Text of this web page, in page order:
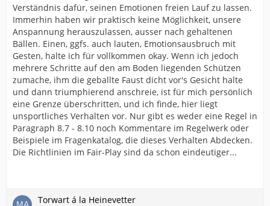
Verständnis dafür, seinen Emotionen freien Lauf zu lassen.
Immerhin haben wir praktisch keine Möglichkeit, unsere
Anspannung herauszulassen, ausser nach gehaltenen
Bällen. Einen, ggfs. auch lauten, Emotionsausbruch mit
Gesten, halte ich für vollkommen okay. Wenn ich jedoch
mehrere Schritte auf den am Boden liegenden Schützen
zumache, ihm die geballte Faust dicht vor's Gesicht halte
und dann triumphierend anschreie, ist für mich persönlich
eine Grenze überschritten, und ich finde, hier liegt
unsportliches Verhalten vor. Nur gibt es weder eine Regel in
Paragraph 8.7 - 8.10 noch Kommentare im Regelwerk oder
Beispiele im Fragenkatalog, die dieses Verhalten Abdecken.
Die Richtlinien im Fair-Play sind da schon eindeutiger...
Torwart á la Heinevetter